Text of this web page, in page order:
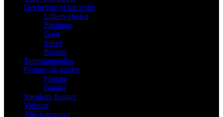
Det bedste vi har testet
Editors choice
Platinum
Gold
Silver
Bronze
Transportmidler
Feature og guides
Feature
Guides
Speakers Korner
Videoer
Alle kategorier